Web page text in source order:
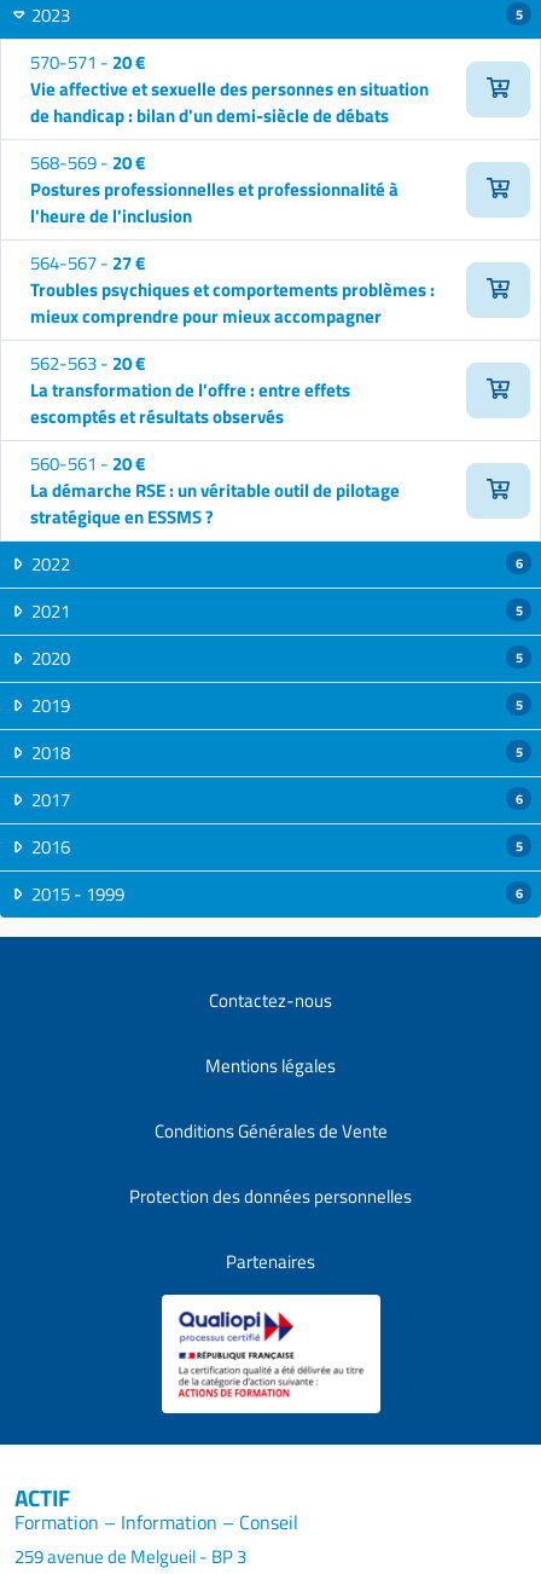
2023
5
570-571 - 20 €
Vie affective et sexuelle des personnes en situation
de handicap : bilan d'un demi-siècle de débats
568-569 - 20 €
Postures professionnelles et professionnalité à
l'heure de l'inclusion
564-567 - 27 €
Troubles psychiques et comportements problèmes :
mieux comprendre pour mieux accompagner
562-563 - 20 €
La transformation de l'offre : entre effets
escomptés et résultats observés
560-561 - 20 €
La démarche RSE : un véritable outil de pilotage
stratégique en ESSMS ?
2022
6
2021 5
2020 5
2019 5
2018 5
2017 6
2016 5
2015 - 1999 6
Contactez-nous
Mentions légales
Conditions Générales de Vente
Protection des données personnelles
Partenaires
ACTIF
Formation – Information – Conseil
259 avenue de Melgueil - BP 3